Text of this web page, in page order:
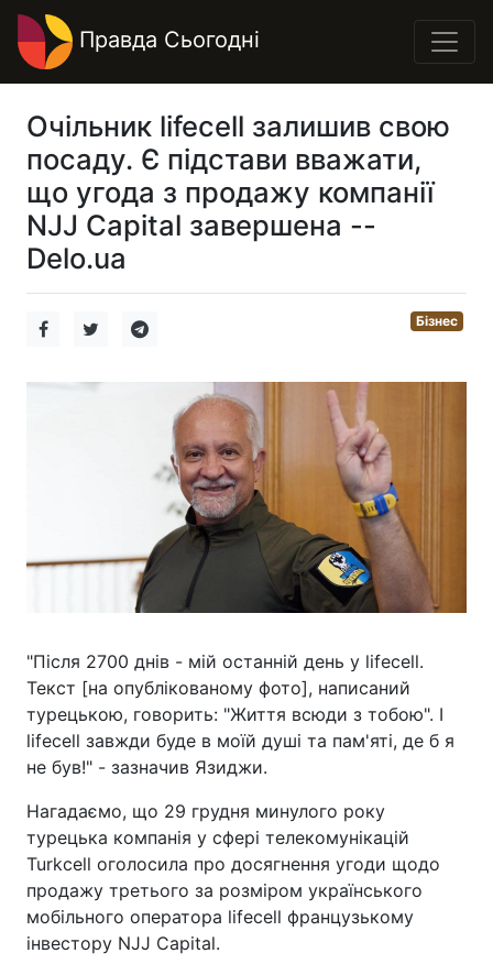
Правда Сьогодні
Очільник lifecell залишив свою
посаду. Є підстави вважати,
що угода з продажу компанії
NJJ Capital завершена --
Delo.ua
Бізнес
"Після 2700 днів - мій останній день у lifecell.
Текст [на опублікованому фото], написаний
турецькою, говорить: "Життя всюди з тобою". І
lifecell завжди буде в моїй душі та пам'яті, де б я
не був!" - зазначив Язиджи.
Нагадаємо, що 29 грудня минулого року
турецька компанія у сфері телекомунікацій
Turkcell оголосила про досягнення угоди щодо
продажу третього за розміром українського
мобільного оператора lifecell французькому
інвестору NJJ Capital.